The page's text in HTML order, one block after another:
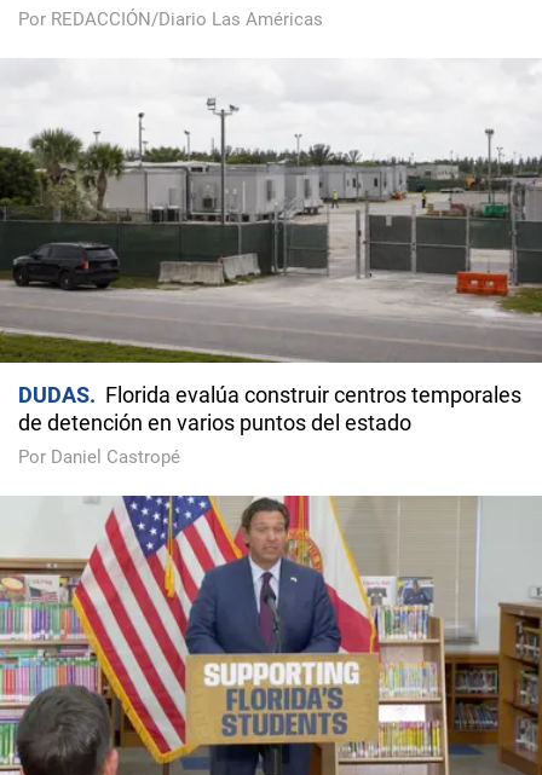
Por REDACCIÓN/Diario Las Américas
DUDAS
Florida evalúa construir centros temporales
de detención en varios puntos del estado
Por Daniel Castropé